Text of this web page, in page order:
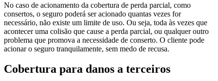
No caso de acionamento da cobertura de perda parcial, como
consertos, o seguro poderá ser acionado quantas vezes for
necessário, não existe um limite de uso. Ou seja, toda às vezes que
acontecer uma colisão que cause a perda parcial, ou qualquer outro
problema que promova a necessidade de conserto. O cliente pode
acionar o seguro tranquilamente, sem medo de recusa.
Cobertura para danos a terceiros